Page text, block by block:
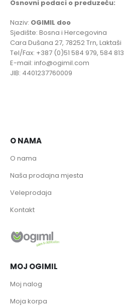
Osnovni podaci o preduzeću:
Naziv: OGIMIL doo
Sjedište: Bosna i Hercegovina
Cara Dušana 27, 78252 Trn, Laktaši
Tel/Fax: +387 (0)51 584 979, 584 813
E-mail: info@ogimil.com
JIB: 4401237760009
O NAMA
O nama
Naša prodajna mjesta
Veleprodaja
Kontakt
MOJ OGIMIL
Moj nalog
Moja korpa